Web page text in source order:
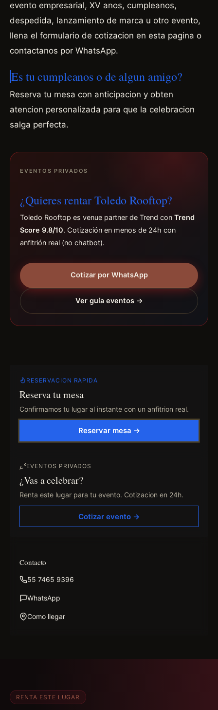
evento empresarial, XV anos, cumpleanos,
despedida, lanzamiento de marca u otro evento,
llena el formulario de cotizacion en esta pagina o
contactanos por WhatsApp.
Es tu cumpleanos o de algun amigo?
Reserva tu mesa con anticipacion y obten
atencion personalizada para que la celebracion
salga perfecta.
EVENTOS PRIVADOS
¿Quieres rentar Toledo Rooftop?
Toledo Rooftop es venue partner de Trend con Trend
Score 9.8/10. Cotización en menos de 24h con
anfitrión real (no chatbot).
Cotizar por WhatsApp
Ver guía eventos →
RESERVACION RAPIDA
Reserva tu mesa
Confirmamos tu lugar al instante con un anfitrion real.
Reservar mesa →
EVENTOS PRIVADOS
¿Vas a celebrar?
Renta este lugar para tu evento. Cotizacion en 24h.
Cotizar evento →
Contacto
55 7465 9396
WhatsApp
Como llegar
RENTA ESTE LUGAR